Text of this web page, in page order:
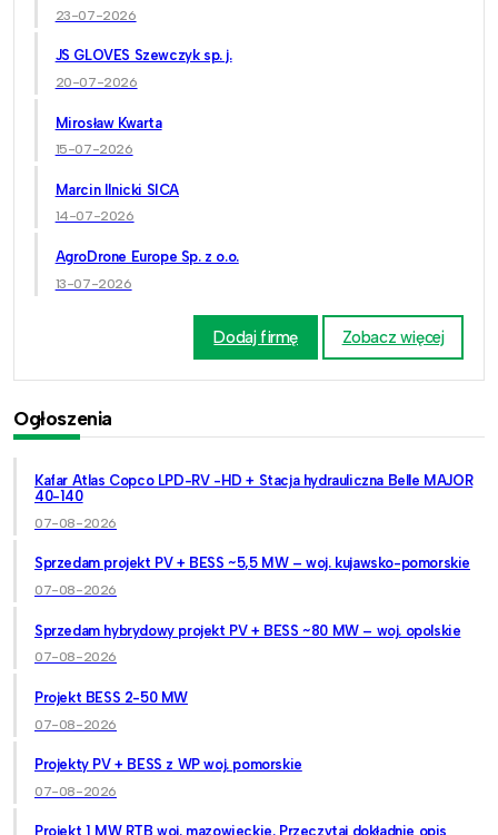
23-07-2026
JS GLOVES Szewczyk sp. j.
20-07-2026
Mirosław Kwarta
15-07-2026
Marcin Ilnicki SICA
14-07-2026
AgroDrone Europe Sp. z o.o.
13-07-2026
Dodaj firmę Zobacz więcej
Ogłoszenia
Kafar Atlas Copco LPD-RV -HD + Stacja hydrauliczna Belle MAJOR
40-140
07-08-2026
Sprzedam projekt PV + BESS ~5,5 MW – woj. kujawsko-pomorskie
07-08-2026
Sprzedam hybrydowy projekt PV + BESS ~80 MW – woj. opolskie
07-08-2026
Projekt BESS 2-50 MW
07-08-2026
Projekty PV + BESS z WP woj. pomorskie
07-08-2026
Projekt 1 MW RTB woj. mazowieckie. Przeczytaj dokładnie opis